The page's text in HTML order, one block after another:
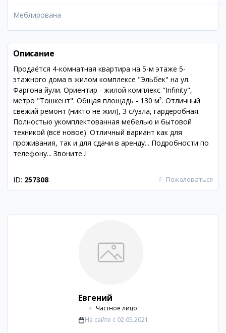
Меблирована
Описание
Продаётся 4-комнатная квартира на 5-м этаже 5-
этажного дома в жилом комплексе "Эльбек" на ул.
Фаргона йули. Ориентир - жилой комплекс "Infinity",
метро "Тошкент". Общая площадь - 130 м². Отличный
свежий ремонт (никто не жил), 3 с/узла, гардеробная.
Полностью укомплектованная мебелью и бытовой
техникой (всё новое). Отличный вариант как для
проживания, так и для сдачи в аренду... Подробности по
телефону... Звоните..!
ID: 257308 ⚐ Пожаловаться
Евгений
Частное лицо
На сайте с 02.05.2021